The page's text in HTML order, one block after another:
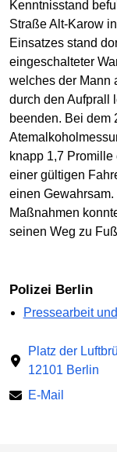
Kenntnisstand
Straße Alt-Karow
Einsatzes stand
eingeschalteter
welches der Mann
durch den Aufprall
beenden. Bei dem
knapp 1,7
einer gültigen
einen
Maßnahmen
seinen Weg zu
Polizei Berlin
Pressearbeit
Platz der
12101 Berlin
E-Mail